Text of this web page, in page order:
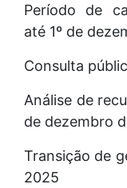
Período de
até 1º de
Consulta
Análise de
de dezembro
Transição de
2025